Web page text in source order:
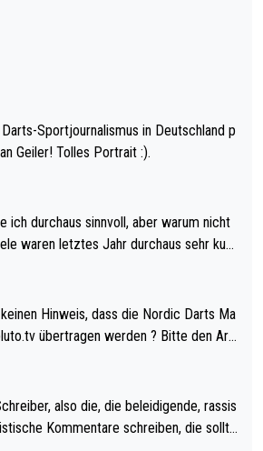
Sportjournalismus in Deutschland p
Geiler! Tolles Portrait :).
ich durchaus sinnvoll, aber warum nicht
eh qualifi
automatische Qualifikation des Weltmei
spielen. Dies war bei Archie Self letzt
als amtierender Weltmeister durch
kaum, dass Mitchel sich das (in Ve
er doch eigentlich die PDC-WM als Zi
übertragen werden ? Bitte den Arti
also die, die beleidigende, rassis
Kommentare schreiben, die sollte